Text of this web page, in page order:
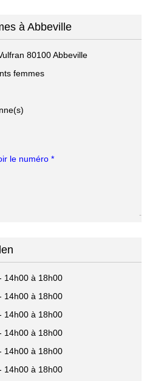
à Abbeville
80100 Abbeville
femmes
le numéro *
-
14h00 à 18h00
14h00 à 18h00
14h00 à 18h00
14h00 à 18h00
14h00 à 18h00
14h00 à 18h00